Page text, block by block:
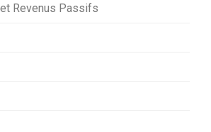
Revenus Passifs